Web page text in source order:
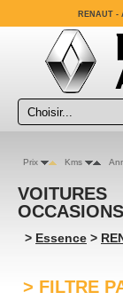
RENAUT -
Prix Kms
VOITURES
OCCASIONS
> Essence >
> FILTRE